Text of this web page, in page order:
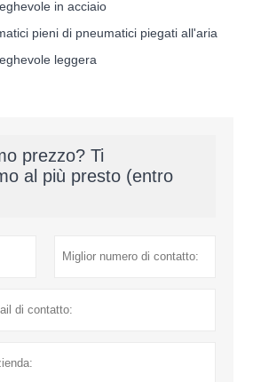
in acciaio
pieni di pneumatici piegati all'aria
leggera
prezzo? Ti
al più presto (entro